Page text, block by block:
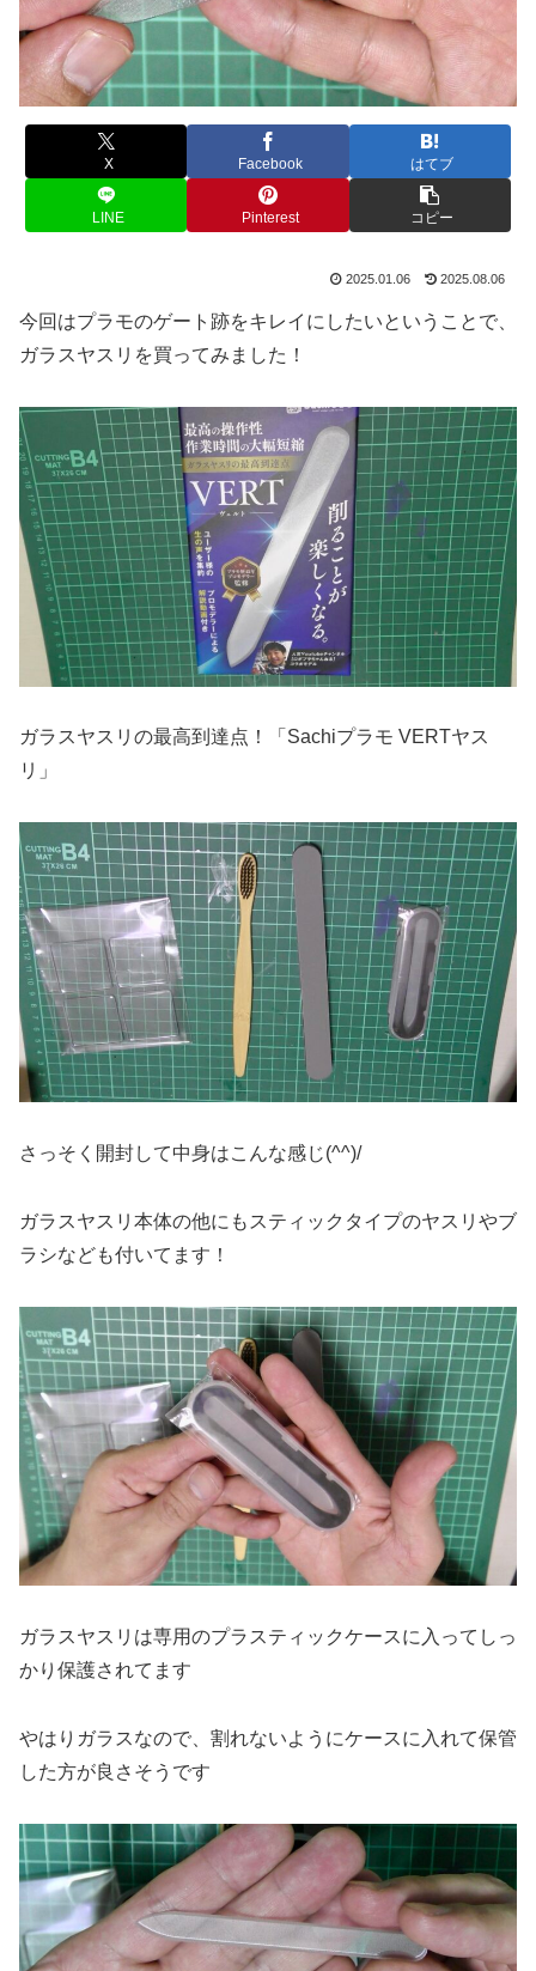
X Facebook はてブ
LINE Pinterest コピー
2025.01.06 2025.08.06
今回はプラモのゲート跡をキレイにしたいということで、
ガラスヤスリを買ってみました！
ガラスヤスリの最高到達点！「Sachiプラモ VERTヤス
リ」
さっそく開封して中身はこんな感じ(^^)/
ガラスヤスリ本体の他にもスティックタイプのヤスリやブ
ラシなども付いてます！
ガラスヤスリは専用のプラスティックケースに入ってしっ
かり保護されてます
やはりガラスなので、割れないようにケースに入れて保管
した方が良さそうです